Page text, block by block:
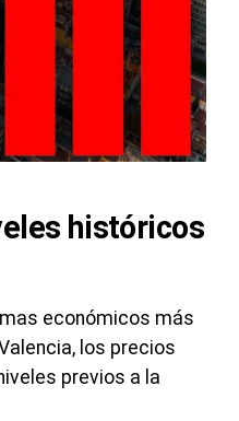
históricos
económicos más
los precios
previos a la